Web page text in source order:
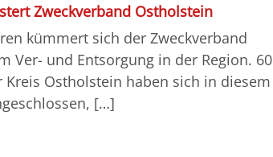
Zweckverband Ostholstein
kümmert sich der Zweckverband
Ver- und Entsorgung in der Region. 60
Kreis Ostholstein haben sich in diesem
[…]